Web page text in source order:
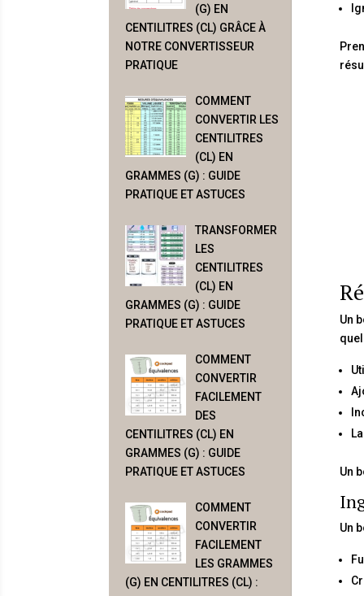
(G) EN
CENTILITRES (CL) GRÂCE À
NOTRE CONVERTISSEUR
PRATIQUE
COMMENT
CONVERTIR LES
CENTILITRES
(CL) EN
GRAMMES (G) : GUIDE
PRATIQUE ET ASTUCES
TRANSFORMER
LES
CENTILITRES
(CL) EN
GRAMMES (G) : GUIDE
PRATIQUE ET ASTUCES
COMMENT
CONVERTIR
FACILEMENT
DES
CENTILITRES (CL) EN
GRAMMES (G) : GUIDE
PRATIQUE ET ASTUCES
COMMENT
CONVERTIR
FACILEMENT
LES GRAMMES
(G) EN CENTILITRES (CL) :
Un
Un
Un